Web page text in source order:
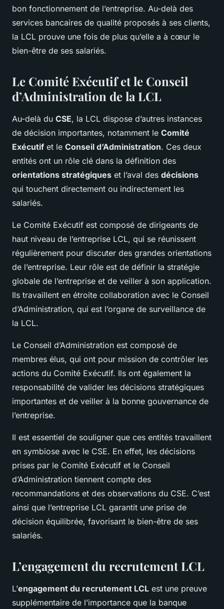
bon fonctionnement de l’entreprise. Au-delà des
services bancaires de qualité proposés à ses clients,
la LCL prouve une fois de plus qu’elle a à cœur le
bien-être de ses salariés.
Le Comité Exécutif et le Conseil
d’Administration de la LCL
Au-delà du CSE, la LCL dispose d’autres instances
de décision importantes, notamment le Comité
Exécutif et le Conseil d’Administration. Ces deux
entités ont un rôle clé dans la définition des
orientations stratégiques et l’aval des décisions
qui touchent directement ou indirectement les
salariés.
Le Comité Exécutif est composé de dirigeants de
haut niveau de l’entreprise LCL, qui se réunissent
régulièrement pour discuter des grandes orientations
de l’entreprise. Leur rôle est de définir la stratégie
globale de l’entreprise et de veiller à son application.
Ils travaillent en étroite collaboration avec le Conseil
d’Administration, qui est l’organe de surveillance de
la LCL.
Le Conseil d’Administration est composé de
membres élus, qui ont pour mission de contrôler les
actions du Comité Exécutif. Ils ont également la
responsabilité de valider les décisions stratégiques
importantes et de veiller à la bonne gouvernance de
l’entreprise.
Il est essentiel de souligner que ces entités travaillent
en symbiose avec le CSE. En effet, les décisions
prises par le Comité Exécutif et le Conseil
d’Administration tiennent compte des
recommandations et des observations du CSE. C’est
ainsi que l’entreprise LCL garantit une prise de
décision équilibrée, favorisant le bien-être de ses
salariés.
L’engagement du recrutement LCL
L’engagement du recrutement LCL est une preuve
supplémentaire de l’importance que la banque